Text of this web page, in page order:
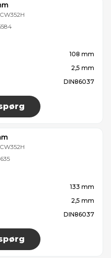
CW352H
108 mm
2,5 mm
DIN86037
CW352H
133 mm
2,5 mm
DIN86037